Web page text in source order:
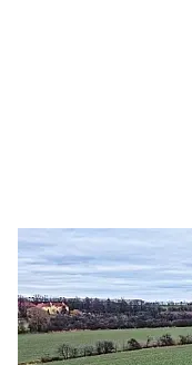
Politika • Volební